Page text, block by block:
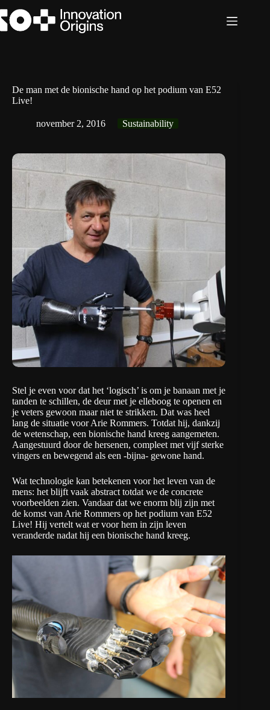
naar
de
De man met de bionische hand op het podium van E52
Live!
november 2, 2016 Sustainability
Stel je even voor dat het ‘logisch’ is om je banaan met je
tanden te schillen, de deur met je elleboog te openen en
je veters gewoon maar niet te strikken. Dat was heel
lang de situatie voor Arie Rommers. Totdat hij, dankzij
de wetenschap, een bionische hand kreeg aangemeten.
Aangestuurd door de hersenen, compleet met vijf sterke
vingers en bewegend als een -bijna- gewone hand.
Wat technologie kan betekenen voor het leven van de
mens: het blijft vaak abstract totdat we de concrete
voorbeelden zien. Vandaar dat we enorm blij zijn met
de komst van Arie Rommers op het podium van E52
Live! Hij vertelt wat er voor hem in zijn leven
veranderde nadat hij een bionische hand kreeg.